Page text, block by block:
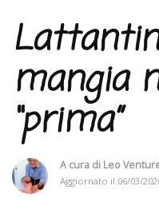
mangia
“prima”
A cura di Leo
Aggiornato il 06/03/